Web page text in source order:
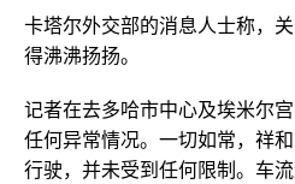
卡塔尔外交部的消息人士称，
得沸沸扬扬。
记者在去多哈市中心及埃米尔
任何异常情况。一切如常，祥
行驶，并未受到任何限制。车流